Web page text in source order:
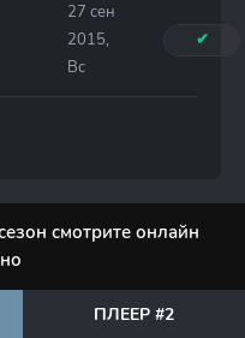
27 сен
2015,
Вс
✔
смотрите онлайн
ПЛЕЕР #2